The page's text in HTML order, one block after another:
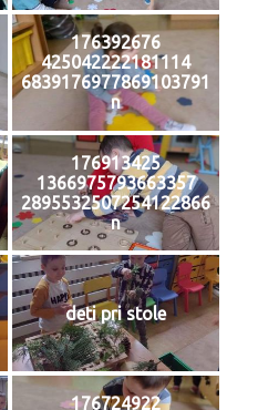
176392676
425042222181114
6839176977869103791
n
176913425
1366975793663357
2895532507254122866
n
deti pri stole
176724922